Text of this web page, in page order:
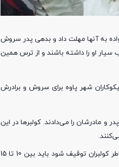
به آنها مهلت داد و بدهی پدر سروش
سیار او را داشته باشند و از ترس همین
شهر پاوه برای سروش و برادرش
مادرشان را می‌دادند. کولبرها در این
برای همین هم وقتی یک شب برادر سروش را با قاطر در اطراف هنگ مرزی دیده بودند، قاطر او را گرفته بودند. اینجا اگر قاطر کولبران توقیف شود باید بین 10 تا 15